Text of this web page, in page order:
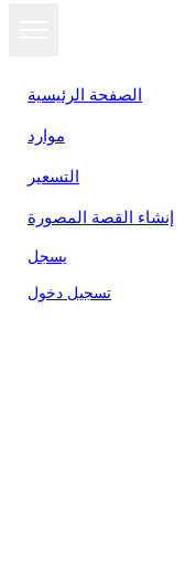
الصفحة الرئيسية
موارد
التسعير
إنشاء القصة المصورة
يسجل
تسجيل دخول
الأحرف
عرض كشرائح